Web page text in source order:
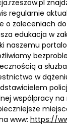
regularnie
o zaleceniach
edukacja w
naszemu
a
w
współpracy
www: https://